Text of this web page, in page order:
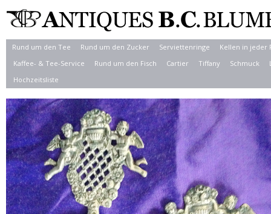
Rund um den Tee Rund um den Zucker Serviettenringe
Kellen in jeder
Kaffee- & Tee-Service
Rund um den Fisch Cartier Tiffany Schmuck
Hochzeitsliste